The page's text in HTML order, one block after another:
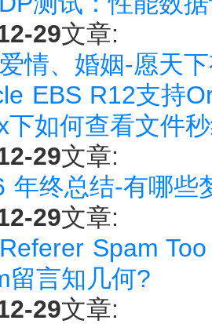
29文章:
情、婚姻-愿天
EBS R12支持
下如何查看文件
29文章:
年终总结-有哪些
29文章:
Spam Too
留言知几何?
29文章: